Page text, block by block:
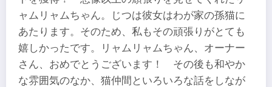
ャムリャムちゃん。じつは彼女はわが家の孫猫に
あたります。そのため、私もその頑張りがとても
嬉しかったです。リャムリャムちゃん、オーナー
さん、おめでとうございます！ その後も和やか
な雰囲気のなか、猫仲間といろいろな話をしなが